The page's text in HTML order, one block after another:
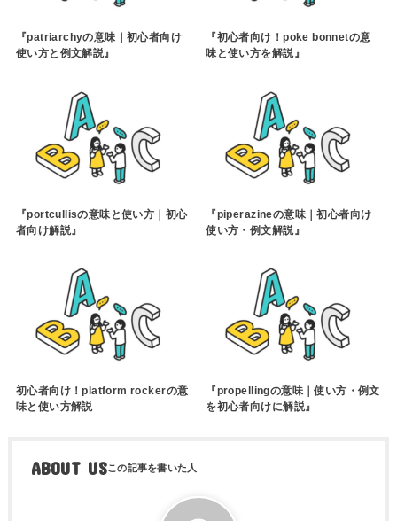
『patriarchyの意味｜初心者向け
使い方と例文解説』
『初心者向け！poke bonnetの意
味と使い方を解説』
『portcullisの意味と使い方｜初心
者向け解説』
『piperazineの意味｜初心者向け
使い方・例文解説』
初心者向け！platform rockerの意
味と使い方解説
『propellingの意味｜使い方・例文
を初心者向けに解説』
ABOUT US